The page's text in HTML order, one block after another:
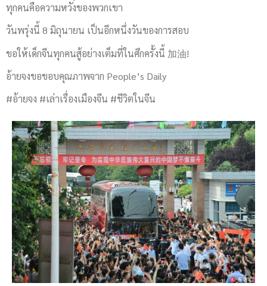
ทุกคนคือความหวังของพวกเขา
วันพรุ่งนี้ 8 มิถุนายน เป็นอีกหนึ่งวันของการสอบ
ขอให้เด็กจีนทุกคนสู้อย่างเต็มที่ในศึกครั้งนี้ 加油!
อ้ายจงขอขอบคุณภาพจาก People’s Daily
#อ้ายจง #เล่าเรื่องเมืองจีน #ชีวิตในจีน